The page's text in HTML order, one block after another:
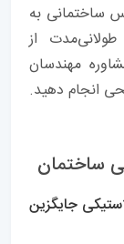
ساختمانی به
طولانی‌مدت از
مهندسان
انجام دهید.
ساختمان
جایگزین